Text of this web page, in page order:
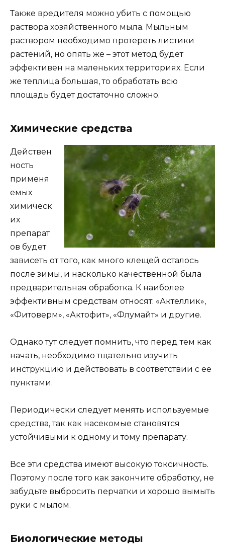
Также вредителя можно убить с помощью
раствора хозяйственного мыла. Мыльным
раствором необходимо протереть листики
растений, но опять же – этот метод будет
эффективен на маленьких территориях. Если
же теплица большая, то обработать всю
площадь будет достаточно сложно.
Химические средства
Действен
ность
применя
емых
химическ
их
препарат
ов будет
зависеть от того, как много клещей осталось
после зимы, и насколько качественной была
предварительная обработка. К наиболее
эффективным средствам относят: «Актеллик»,
«Фитоверм», «Актофит», «Флумайт» и другие.
Однако тут следует помнить, что перед тем как
начать, необходимо тщательно изучить
инструкцию и действовать в соответствии с ее
пунктами.
Периодически следует менять используемые
средства, так как насекомые становятся
устойчивыми к одному и тому препарату.
Все эти средства имеют высокую токсичность.
Поэтому после того как закончите обработку, не
забудьте выбросить перчатки и хорошо вымыть
руки с мылом.
Биологические методы